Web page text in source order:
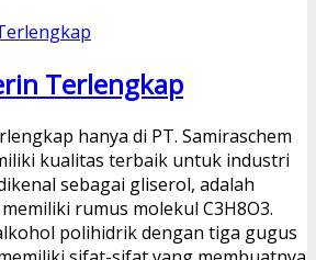
Terlengkap
hanya di PT. Samiraschem
kualitas terbaik untuk industri
sebagai gliserol, adalah
rumus molekul C3H8O3.
polihidrik dengan tiga gugus